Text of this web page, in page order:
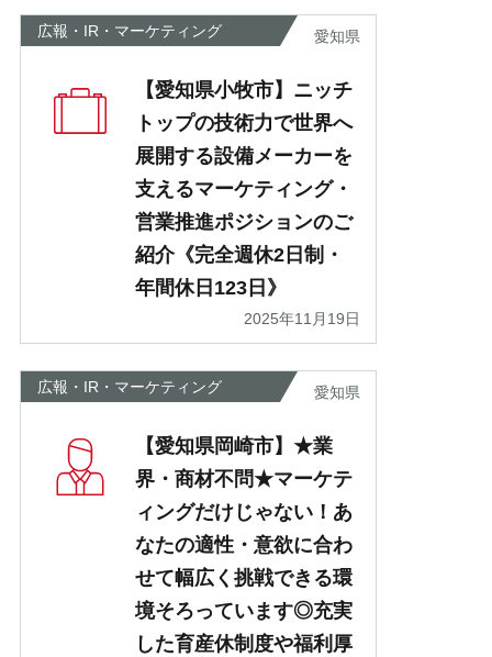
広報・IR・マーケティング 愛知県
【愛知県小牧市】ニッチ
トップの技術力で世界へ
展開する設備メーカーを
支えるマーケティング・
営業推進ポジションのご
紹介《完全週休2日制・
年間休日123日》
2025年11月19日
広報・IR・マーケティング 愛知県
【愛知県岡崎市】★業
界・商材不問★マーケテ
ィングだけじゃない！あ
なたの適性・意欲に合わ
せて幅広く挑戦できる環
境そろっています◎充実
した育産休制度や福利厚